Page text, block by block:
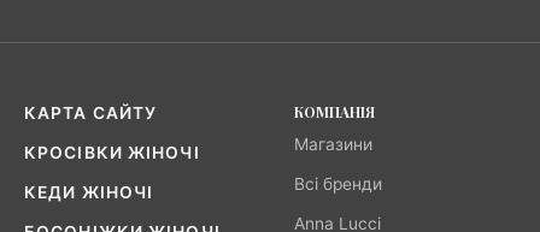
КАРТА САЙТУ
КРОСІВКИ ЖІНОЧІ
КЕДИ ЖІНОЧІ
КОМПАНІЯ
Магазини
Всі бренди
Anna Lucci